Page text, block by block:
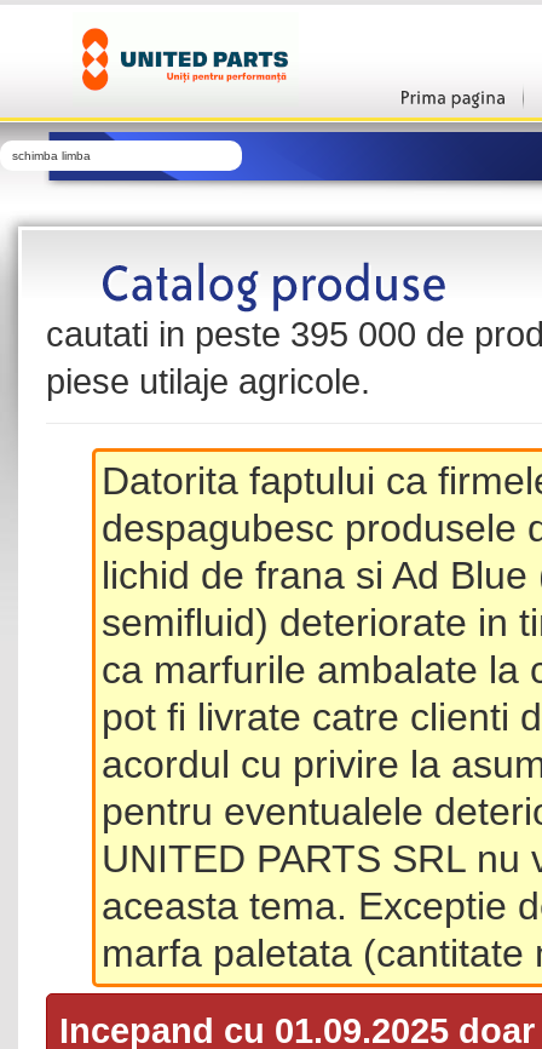
schimba limba
cautati in peste 395 000 de
piese utilaje agricole.
Datorita faptului ca
despagubesc produsele
lichid de frana si Ad
semifluid) deteriorate in
ca marfurile ambalate la
pot fi livrate catre clienti
acordul cu privire la
pentru eventualele
UNITED PARTS SRL
aceasta tema. Exceptie
marfa paletata (cantitate
Incepand cu 01.09.2025